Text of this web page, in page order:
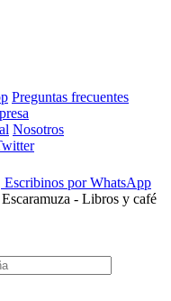
Preguntas frecuentes
Nosotros
Escribinos por WhatsApp
- Libros y café